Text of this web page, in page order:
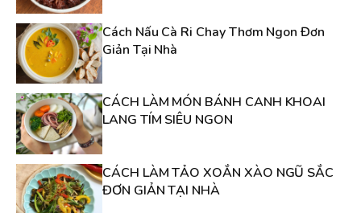
Cách Nấu Cà Ri Chay Thơm Ngon Đơn
Giản Tại Nhà
CÁCH LÀM MÓN BÁNH CANH KHOAI
LANG TÍM SIÊU NGON
CÁCH LÀM TẢO XOẮN XÀO NGŨ SẮC
ĐƠN GIẢN TẠI NHÀ